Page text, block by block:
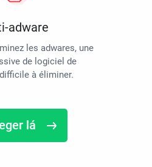
adware
les adwares, une
de logiciel de
à éliminer.
lá